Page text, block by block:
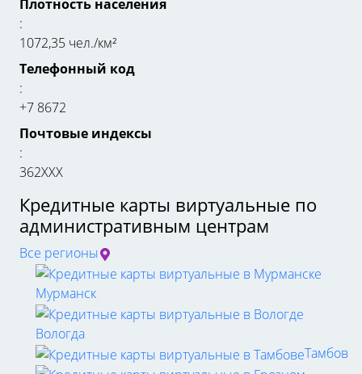
Плотность населения
:
1072,35 чел./км²
Телефонный код
:
+7 8672
Почтовые индексы
:
362ХХХ
Кредитные карты виртуальные по
административным центрам
Все регионы
Мурманск
Вологда
Тамбов